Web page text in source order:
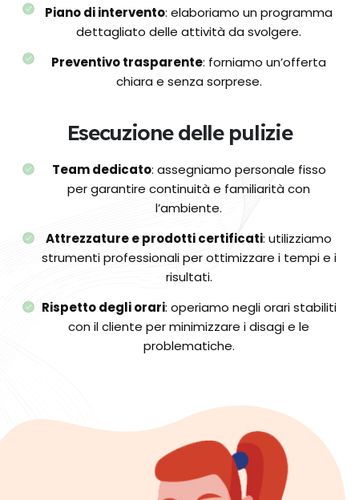
Piano di intervento: elaboriamo un programma
dettagliato delle attività da svolgere.
Preventivo trasparente: forniamo un’offerta
chiara e senza sorprese.
Esecuzione delle pulizie
Team dedicato: assegniamo personale fisso
per garantire continuità e familiarità con
l’ambiente.
Attrezzature e prodotti certificati: utilizziamo
strumenti professionali per ottimizzare i tempi e i
risultati.
Rispetto degli orari: operiamo negli orari stabiliti
con il cliente per minimizzare i disagi e le
problematiche.